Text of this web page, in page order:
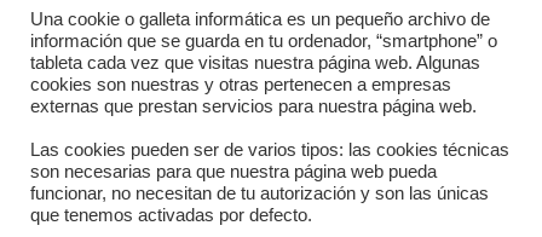
Directorio departamentos
Horario
Formulario de contacto
Una cookie o galleta informática es un pequeño archivo de
información que se guarda en tu ordenador, “smartphone” o
tableta cada vez que visitas nuestra página web. Algunas
cookies son nuestras y otras pertenecen a empresas
externas que prestan servicios para nuestra página web.
Las cookies pueden ser de varios tipos: las cookies técnicas
son necesarias para que nuestra página web pueda
funcionar, no necesitan de tu autorización y son las únicas
que tenemos activadas por defecto.